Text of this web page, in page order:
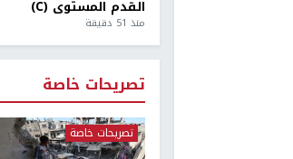
القدم المستوى (C)
منذ 51 دقيقة
تصريحات خاصة
تصريحات خاصة